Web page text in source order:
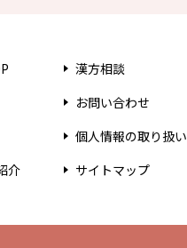
介
漢方相談
お問い合わせ
個人情報の取り扱い
サイトマップ